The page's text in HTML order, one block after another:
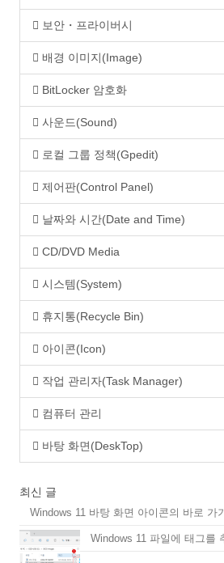
보안・프라이버시
배경 이미지(Image)
BitLocker 암호화
사운드(Sound)
로컬 그룹 정책(Gpedit)
제어판(Control Panel)
날짜와 시간(Date and Time)
CD/DVD Media
시스템(System)
휴지통(Recycle Bin)
아이콘(Icon)
작업 관리자(Task Manager)
컴퓨터 관리
바탕 화면(DeskTop)
최신 글
Windows 11 바탕 화면 아이